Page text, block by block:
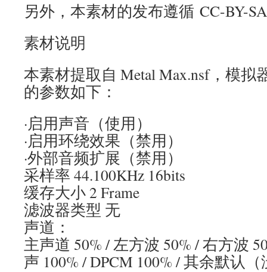
另外，本素材的发布遵循 CC-BY-
素材说明
本素材提取自 Metal Max.nsf，模拟
的参数如下：
·启用声音（使用）
·启用环绕效果（禁用）
·外部音频扩展（禁用）
采样率 44.100KHz 16bits
缓存大小 2 Frame
滤波器类型 无
声道：
主声道 50% / 左方波 50% / 右方波
声 100% / DPCM 100% / 其余默认